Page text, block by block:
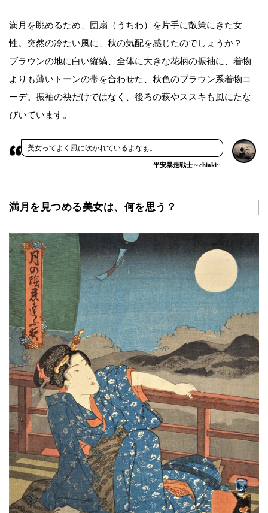
満月を眺めるため、団扇（うちわ）を片手に散策にきた女
性。突然の冷たい風に、秋の気配を感じたのでしょうか？
ブラウンの地に白い縦縞、全体に大きな花柄の振袖に、着物
よりも薄いトーンの帯を合わせた、秋色のブラウン系着物コ
ーデ。振袖の袂だけではなく、後ろの萩やススキも風にたな
びいています。
美女ってよく風に吹かれているよなぁ。
平安暴走戦士～chiaki~
満月を見つめる美女は、何を思う？